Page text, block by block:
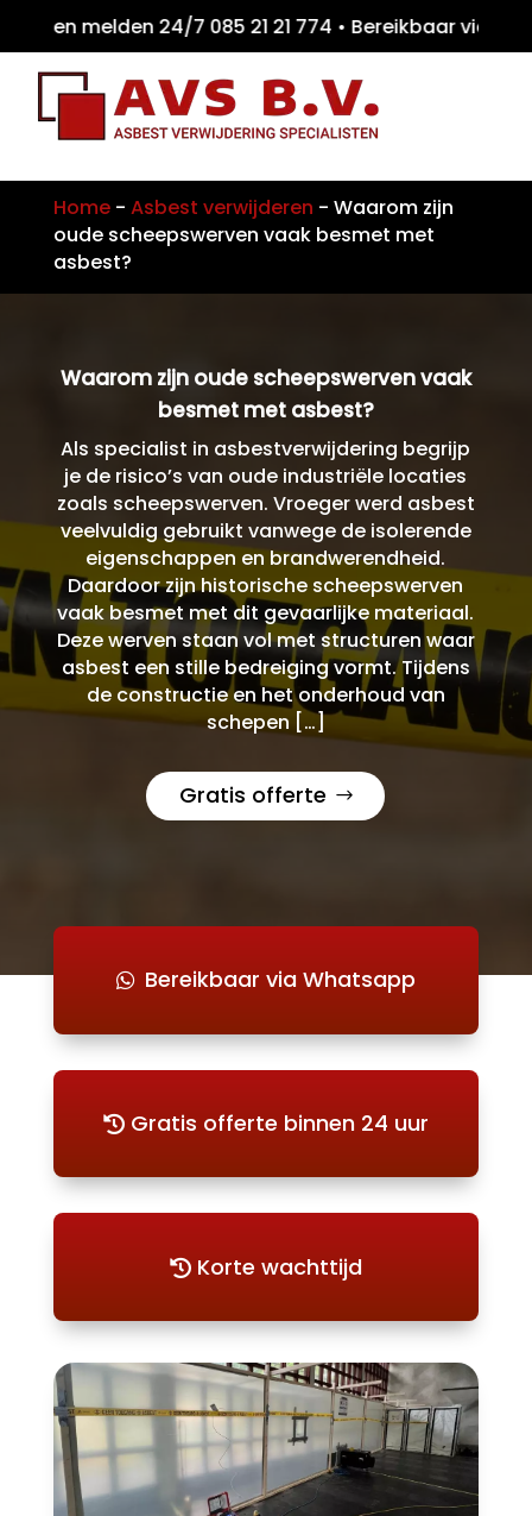
melden 24/7 085 21 21 774 •
Home- Asbest verwijderen - Waarom zijn
oude scheepswerven vaak besmet met
asbest?
Waarom zijn oude scheepswerven vaak
besmet met asbest?
Als specialist in asbestverwijdering begrijp
je de risico’s van oude industriële locaties
zoals scheepswerven. Vroeger werd asbest
veelvuldig gebruikt vanwege de isolerende
eigenschappen en brandwerendheid.
Daardoor zijn historische scheepswerven
vaak besmet met dit gevaarlijke materiaal.
Deze werven staan vol met structuren waar
asbest een stille bedreiging vormt. Tijdens
de constructie en het onderhoud van
schepen […]
Gratis offerte
Bereikbaar via Whatsapp
Gratis offerte binnen 24 uur
Korte wachttijd